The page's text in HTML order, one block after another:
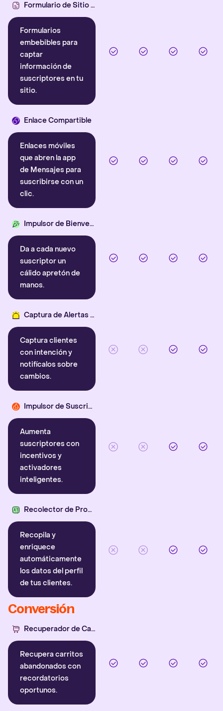
Formulario de Sitio Web
Formularios
embebibles para
captar
información de
suscriptores en tu
sitio.
Enlace Compartible
Enlaces móviles
que abren la app
de Mensajes para
suscribirse con un
clic.
Impulsor de Bienvenida
Da a cada nuevo
suscriptor un
cálido apretón de
manos.
Captura de Alertas Inteligentes
Captura clientes
con intención y
notifícalos sobre
cambios.
Impulsor de Suscriptores
Aumenta
suscriptores con
incentivos y
activadores
inteligentes.
Recolector de Propiedades
Recopila y
enriquece
automáticamente
los datos del perfil
de tus clientes.
Conversión
Recuperador de Carritos
Recupera carritos
abandonados con
recordatorios
oportunos.